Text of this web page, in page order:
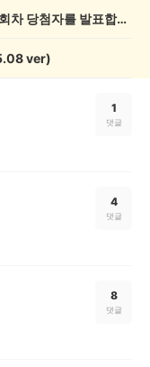
💰[당첨자 발표] 우리 동네 썰전 12회차 당첨자를 발표합니다!
ver)
1
댓글
4
댓글
8
댓글